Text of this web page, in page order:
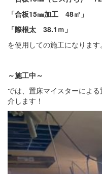
「合板15㎜加工 48㎡」
「際根太 38.1ｍ」
を使用しての施工になります。
～施工中～
では、置床マイスターによ
介します！